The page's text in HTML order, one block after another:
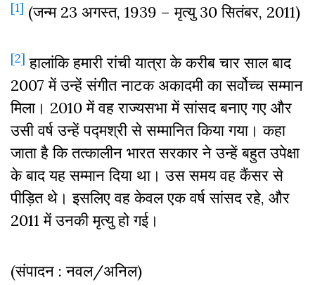
[1] (जन्म 23 अगस्त, 1939 – मृत्यु 30 सितंबर, 2011)
[2] हालांकि हमारी रांची यात्रा के करीब चार साल बाद
2007 में उन्हें संगीत नाटक अकादमी का सर्वोच्च सम्मान
मिला। 2010 में वह राज्यसभा में सांसद बनाए गए और
उसी वर्ष उन्हें पद्मश्री से सम्मानित किया गया। कहा
जाता है कि तत्कालीन भारत सरकार ने उन्हें बहुत उपेक्षा
के बाद यह सम्मान दिया था। उस समय वह कैंसर से
पीड़ित थे। इसलिए वह केवल एक वर्ष सांसद रहे, और
2011 में उनकी मृत्यु हो गई।
(संपादन : नवल/अनिल)